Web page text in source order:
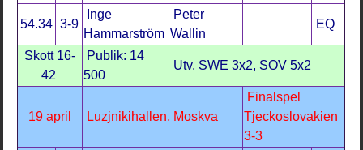
54.34 3-9
Inge
Hammarström
Peter
Wallin
EQ
Skott 16-
42
Publik: 14
500
Utv. SWE 3x2, SOV 5x2
19 april Luzjnikihallen, Moskva
Finalspel
Tjeckoslovakien
3-3